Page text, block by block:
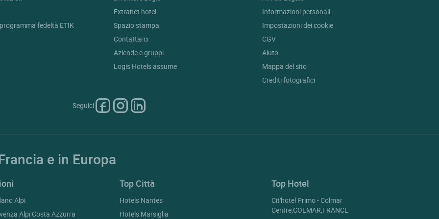
fedeltà ETIK
Extranet hotel
Spazio stampa
Contattarci
Aziende e gruppi
Logis Hotels assume
Informazioni personali
Impostazioni dei cookie
CGV
Aiuto
Mappa del sito
Crediti fotografici
Seguici
e in Europa
Alpi
Alpi Costa Azzurra
Top Città
Hotels Nantes
Hotels Marsiglia
Top Hotel
Cit'hotel Primo - Colmar
Centre,COLMAR,FRANCE